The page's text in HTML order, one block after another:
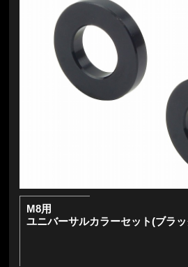
M8用
ユニバーサルカラーセット(ブラ